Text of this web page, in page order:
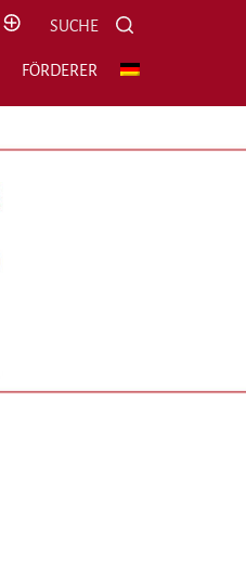
SUCHE
FÖRDERER